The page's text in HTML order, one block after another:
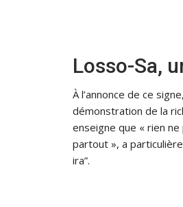
Losso-Sa,
À l’annonce de ce
démonstration de la
enseigne que « rien
partout », a
ira”.